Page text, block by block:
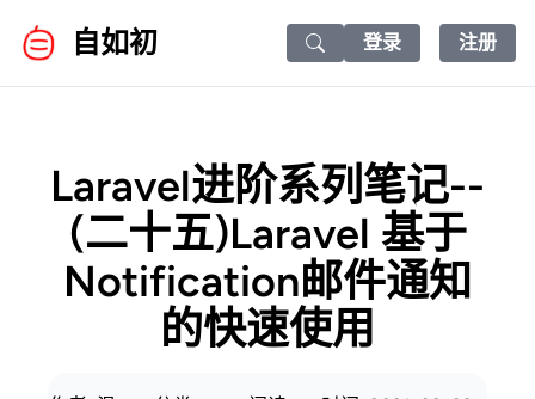
自如初
Search icon
登录 注册
Laravel进阶系列笔记--
(二十五)Laravel 基于
Notification邮件通知
的快速使用